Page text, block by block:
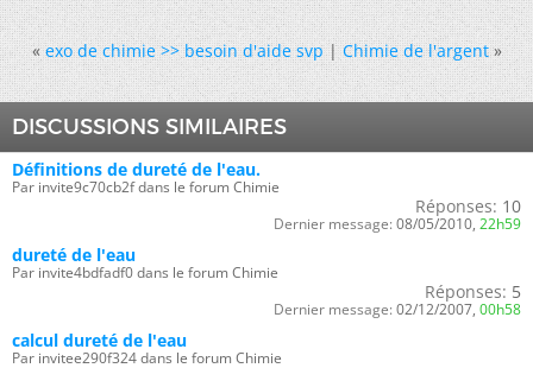
« exo de chimie >> besoin d'aide svp|Chimie de l'argent »
DISCUSSIONS SIMILAIRES
Définitions de dureté de l'eau.
Par invite9c70cb2f dans le forum Chimie
Réponses: 10
Dernier message: 08/05/2010, 22h59
dureté de l'eau
Par invite4bdfadf0 dans le forum Chimie
Réponses: 5
Dernier message: 02/12/2007, 00h58
calcul dureté de l'eau
Par invitee290f324 dans le forum Chimie